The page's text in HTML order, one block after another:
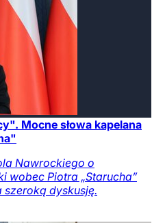
Mocne słowa kapelana
Nawrockiego o
wobec Piotra „Starucha”
szeroką dyskusję.